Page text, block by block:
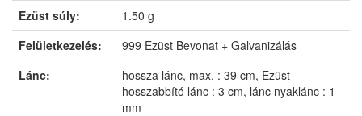
Ezüst súly:
1.50 g
Felületkezelés:
999 Ezüst Bevonat + Galvanizálás
Lánc:
hossza lánc, max. : 39 cm, Ezüst
hosszabbító lánc : 3 cm, lánc nyaklánc : 1
mm